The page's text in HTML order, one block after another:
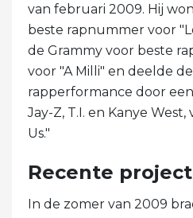
van februari 2009. Hij
beste rapnummer voor
de Grammy voor beste
voor "A Milli" en deelde
rapperformance door
Jay-Z, T.I. en Kanye
Us."
Recente
In de zomer van 2009